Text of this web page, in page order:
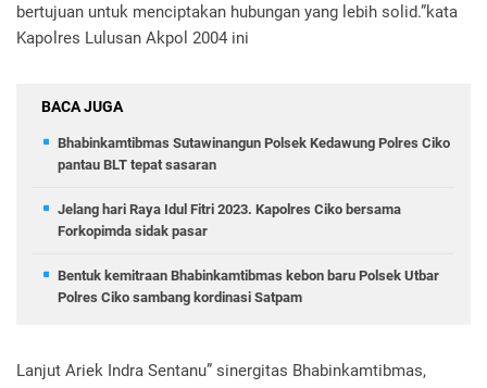
bertujuan untuk menciptakan hubungan yang lebih solid.”kata
Kapolres Lulusan Akpol 2004 ini
BACA JUGA
Bhabinkamtibmas Sutawinangun Polsek Kedawung Polres Ciko
pantau BLT tepat sasaran
Jelang hari Raya Idul Fitri 2023. Kapolres Ciko bersama
Forkopimda sidak pasar
Bentuk kemitraan Bhabinkamtibmas kebon baru Polsek Utbar
Polres Ciko sambang kordinasi Satpam
Lanjut Ariek Indra Sentanu” sinergitas Bhabinkamtibmas,